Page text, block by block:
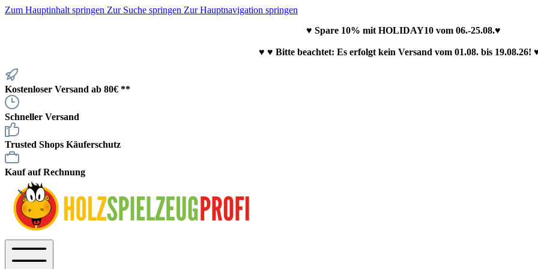
Zum Hauptinhalt springen Zur Suche springen Zur Hauptnavigation springen
♥ Spare 10% mit HOLIDAY10 vom 06.-25.08.♥
♥ ♥ Bitte beachtet: Es erfolgt kein Versand vom 01.08. bis 19.08.26!
Kostenloser Versand ab 80€ **
Schneller Versand
Trusted Shops Käuferschutz
Kauf auf Rechnung